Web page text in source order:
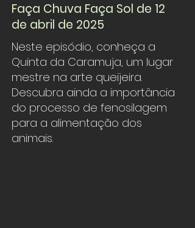
Faça Chuva Faça Sol de 12
de abril de 2025
Neste episódio, conheça a
Quinta da Caramuja, um lugar
mestre na arte queijeira.
Descubra ainda a importância
do processo de fenosilagem
para a alimentação dos
animais.